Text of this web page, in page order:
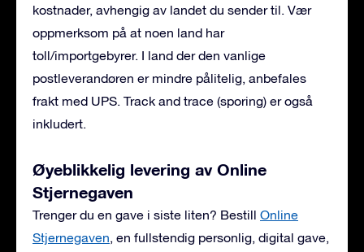
kostnader, avhengig av landet du sender til. Vær
oppmerksom på at noen land har
toll/importgebyrer. I land der den vanlige
postleverandøren er mindre pålitelig, anbefales
frakt med UPS. Track and trace (sporing) er også
inkludert.
Øyeblikkelig levering av Online
Stjernegaven
Trenger du en gave i siste liten? Bestill Online
Stjernegaven, en fullstendig personlig, digital gave,